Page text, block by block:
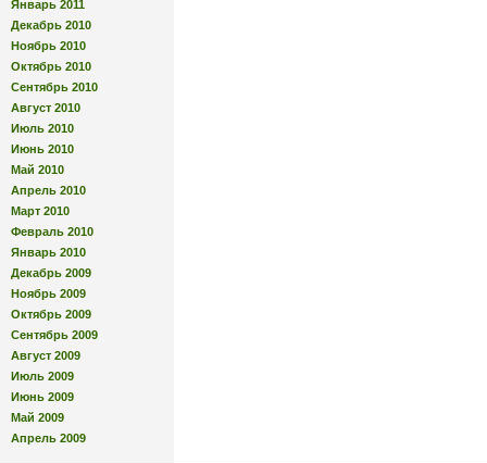
Январь 2011
Декабрь 2010
Ноябрь 2010
Октябрь 2010
Сентябрь 2010
Август 2010
Июль 2010
Июнь 2010
Май 2010
Апрель 2010
Март 2010
Февраль 2010
Январь 2010
Декабрь 2009
Ноябрь 2009
Октябрь 2009
Сентябрь 2009
Август 2009
Июль 2009
Июнь 2009
Май 2009
Апрель 2009